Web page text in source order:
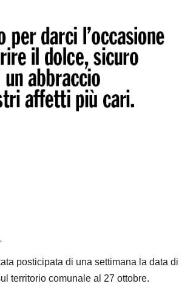
posticipata di una settimana la data di
territorio comunale al 27 ottobre.